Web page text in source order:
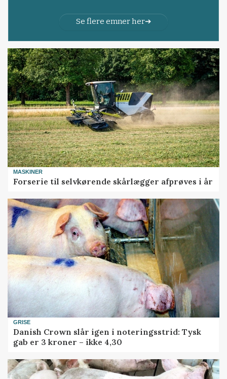
Se flere emner her
MASKINER
Forserie til selvkørende skårlægger afprøves i år
GRISE
Danish Crown slår igen i noteringsstrid: Tysk
gab er 3 kroner – ikke 4,30